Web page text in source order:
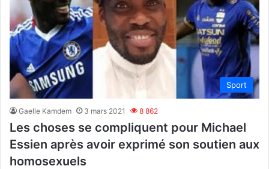
Sport
Gaelle Kamdem 3 mars 2021 8 862
Les choses se compliquent pour Michael
Essien après avoir exprimé son soutien aux
homosexuels